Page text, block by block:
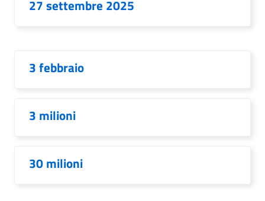
27 settembre 2025
3 febbraio
3 milioni
30 milioni